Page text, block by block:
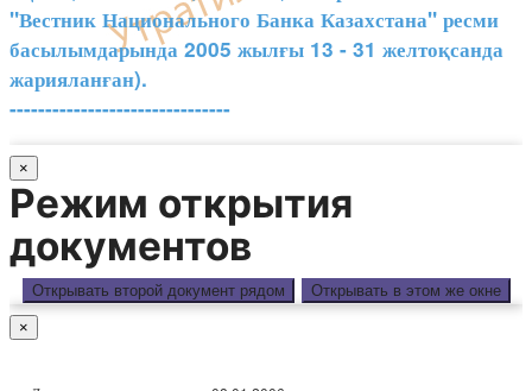
"Вестник Национального Банка Казахстана" ресми
басылымдарында 2005 жылғы 13 - 31 желтоқсанда
жарияланған).
-------------------------------
×
Режим открытия
документов
Открывать второй документ рядом Открывать в этом же окне
×